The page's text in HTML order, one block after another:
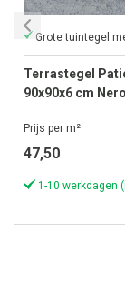
Terrastegel
90x90x6 cm
Prijs per m²
47,50